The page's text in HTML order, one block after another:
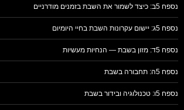
נספח 5ב: כיצד לשמור את השבת בזמנים מודרניים
נספח 5ג: יישום עקרונות השבת בחיי היומיום
נספח 5ד: מזון בשבת — הנחיות מעשיות
נספח 5ה: תחבורה בשבת
נספח 5ו: טכנולוגיה ובידור בשבת